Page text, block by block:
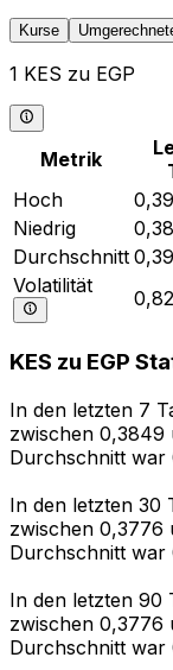
Kurse
1 KES zu EGP
Metrik
Hoch
Niedrig
Durchschnitt
Volatilität
KES zu EGP
In den letzten 7
zwischen 0,3849
Durchschnitt war
In den letzten 30
zwischen 0,3776
Durchschnitt war
In den letzten 90
zwischen 0,3776
Durchschnitt war